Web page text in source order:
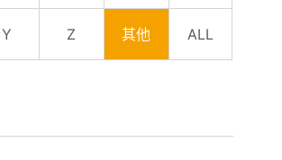
Y Z 其他 ALL